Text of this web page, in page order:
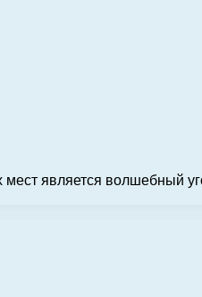
является волшебный